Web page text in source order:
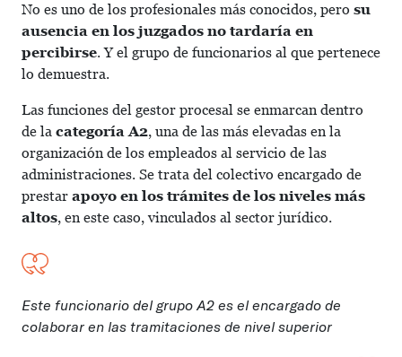
No es uno de los profesionales más conocidos, pero su
ausencia en los juzgados no tardaría en
percibirse. Y el grupo de funcionarios al que pertenece
lo demuestra.
Las funciones del gestor procesal se enmarcan dentro
de la categoría A2, una de las más elevadas en la
organización de los empleados al servicio de las
administraciones. Se trata del colectivo encargado de
prestar apoyo en los trámites de los niveles más
altos, en este caso, vinculados al sector jurídico.
Este funcionario del grupo A2 es el encargado de
colaborar en las tramitaciones de nivel superior